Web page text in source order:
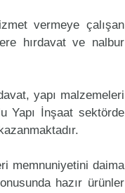
vermeye çalışan
hırdavat ve nalbur
yapı malzemeleri
Yapı İnşaat sektörde
memnuniyetini daima
hazır ürünler